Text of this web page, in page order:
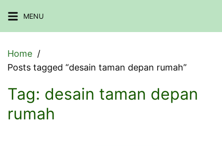
to
MENU
Home
Posts tagged “desain taman depan rumah”
Tag: desain taman depan
rumah